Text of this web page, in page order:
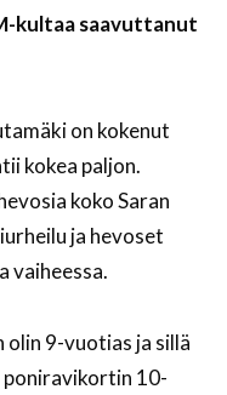
kultaa saavuttanut
on kokenut
kokea paljon.
koko Saran
ja hevoset
vaiheessa.
olin 9-vuotias ja sillä
poniravikortin 10-